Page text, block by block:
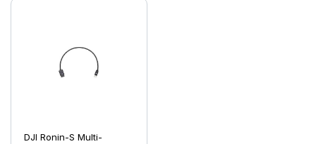
DJI Ronin-S Multi-